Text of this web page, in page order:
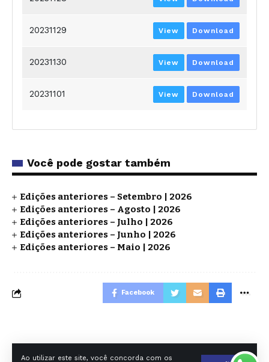
Ao utilizar este site, você concorda com os
20231129 View Download
20231130 View Download
20231101 View Download
Você pode gostar também
Edições anteriores – Setembro | 2026
Edições anteriores – Agosto | 2026
Edições anteriores – Julho | 2026
Edições anteriores – Junho | 2026
Edições anteriores – Maio | 2026
Facebook
O DIA DE SP EDITORA E AGENCIA DE NOTICIAS LTDA - CNPJ